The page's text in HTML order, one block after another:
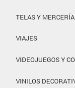
TELAS Y
VIAJES
VIDEOJUEGOS Y
VINILOS